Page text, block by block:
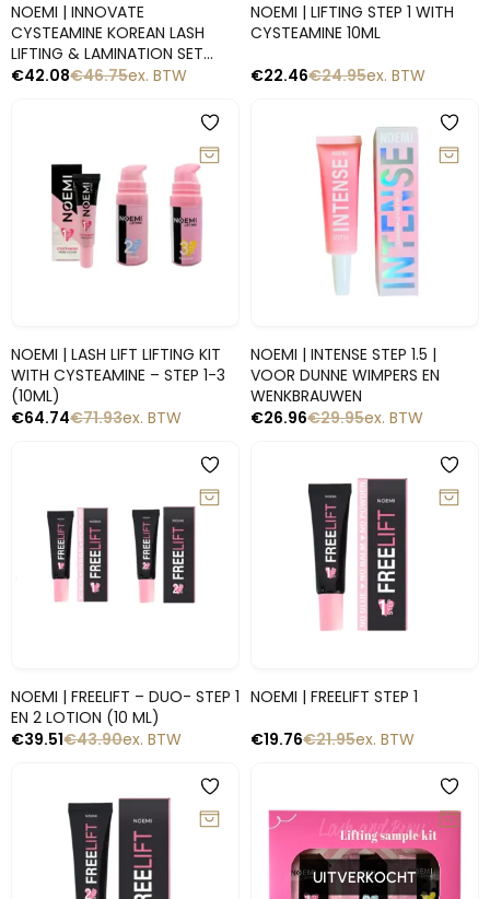
NOEMI | INNOVATE
CYSTEAMINE KOREAN LASH
LIFTING & LAMINATION SET
(STEP 1 & 2 + ARGAN CREME)
€46.75
€42.08 ex. BTW
NOEMI | LIFTING STEP 1 WITH
CYSTEAMINE 10ML
€24.95
€22.46 ex. BTW
NOEMI | LASH LIFT LIFTING KIT
WITH CYSTEAMINE – STEP 1-3
(10ML)
€71.93
€64.74 ex. BTW
NOEMI | INTENSE STEP 1.5 |
VOOR DUNNE WIMPERS EN
WENKBRAUWEN
€29.95
€26.96 ex. BTW
NOEMI | FREELIFT – DUO- STEP 1
EN 2 LOTION (10 ML)
€43.90
€39.51 ex. BTW
NOEMI | FREELIFT STEP 1
€21.95
€19.76 ex. BTW
UITVERKOCHT